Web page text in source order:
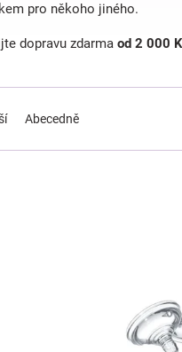
pro někoho jiného.
dopravu zdarma od 2 000
Abecedně